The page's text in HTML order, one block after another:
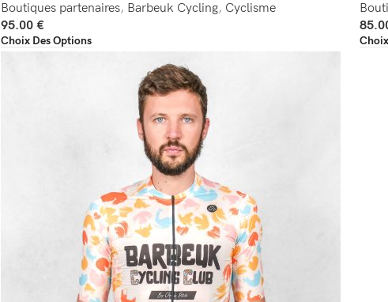
Boutiques partenaires, Barbeuk Cycling, Cyclisme
95.00 €
Choix Des Options